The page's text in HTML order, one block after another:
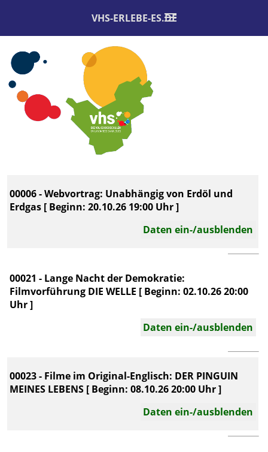
VHS-ERLEBE-ES.DE
00006 - Webvortrag: Unabhängig von Erdöl und
Erdgas [ Beginn: 20.10.26 19:00 Uhr ]
Daten ein-/ausblenden
00021 - Lange Nacht der Demokratie:
Filmvorführung DIE WELLE [ Beginn: 02.10.26 20:00
Uhr ]
Daten ein-/ausblenden
00023 - Filme im Original-Englisch: DER PINGUIN
MEINES LEBENS [ Beginn: 08.10.26 20:00 Uhr ]
Daten ein-/ausblenden